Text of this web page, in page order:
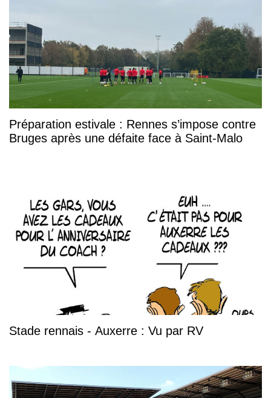
Préparation estivale : Rennes s’impose contre
Bruges après une défaite face à Saint-Malo
Stade rennais - Auxerre : Vu par RV